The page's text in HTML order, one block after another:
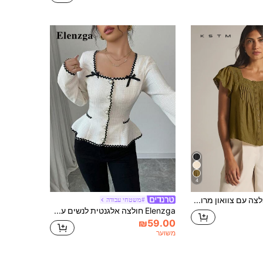
4
KSTM חולצה עם צוואון מרובע ושרוולי פרפר, עיטור חורים ופרטים של קיפלים, סגירה עם כפתורים מקדימה, טופ בוהו קיצי #משטחי עבודה
Elenzga חולצה אלגנטית לנשים עם עיטור ניגודיות, סתיו
₪59.00
משוער